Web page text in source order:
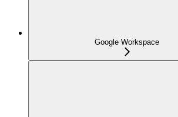
Google Workspace